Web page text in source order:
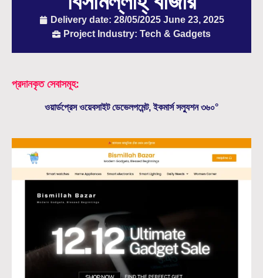
Delivery date: 28/05/2025 June 23, 2025
Project Industry: Tech & Gadgets
প্রদানকৃত সেবাসমূহ:
ওয়ার্ডপ্রেস ওয়েবসাইট ডেভেলপমেন্ট, ইকমার্স সল্যুশন ৩৬০°